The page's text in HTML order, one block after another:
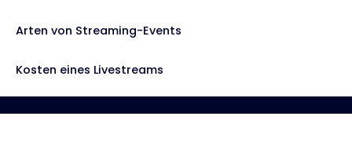
Arten von Streaming-Events
Kosten eines Livestreams
Kontakt